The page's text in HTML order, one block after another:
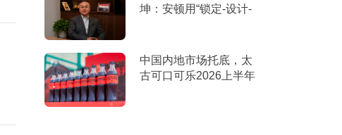
坤：安顿用“锁定-设计-
中国内地市场托底，太
古可口可乐2026上半年